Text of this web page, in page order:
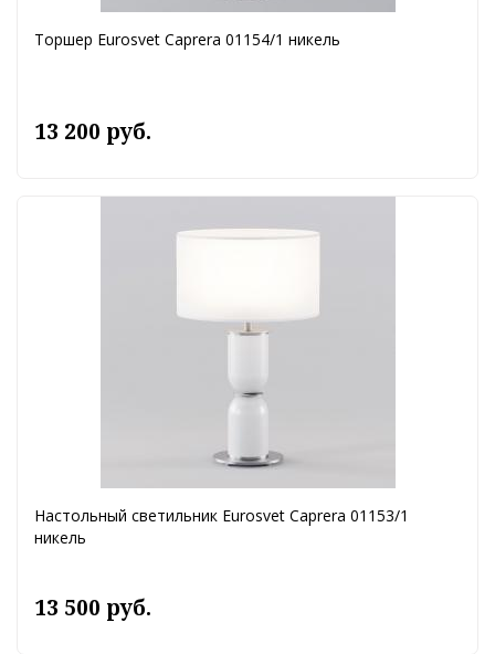
Торшер Eurosvet Caprera 01154/1 никель
13 200 руб.
Настольный светильник Eurosvet Caprera 01153/1
никель
13 500 руб.